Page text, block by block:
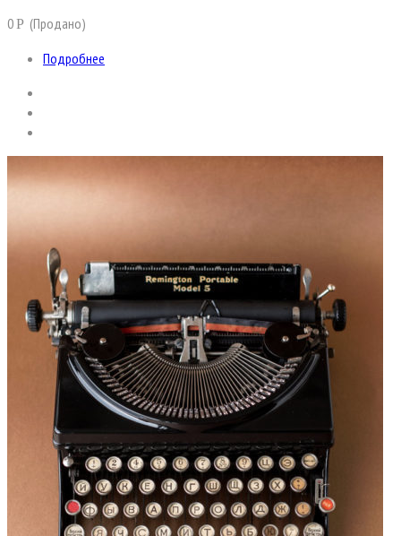
0Р (Продано)
Подробнее